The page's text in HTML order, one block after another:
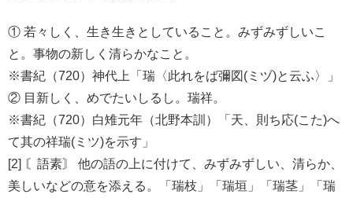
① 若々しく、生き生きとしていること。みずみずしいこ
と。事物の新しく清らかなこと。
※書紀（720）神代上「瑞〈此れをば彌図(ミヅ)と云ふ〉」
② 目新しく、めでたいしるし。瑞祥。
※書紀（720）白雉元年（北野本訓）「天、則ち応(こた)へ
て其の祥瑞(ミツ)を示す」
[2] 〘語素〙 他の語の上に付けて、みずみずしい、清らか、
美しいなどの意を添える。「瑞枝」「瑞垣」「瑞茎」「瑞